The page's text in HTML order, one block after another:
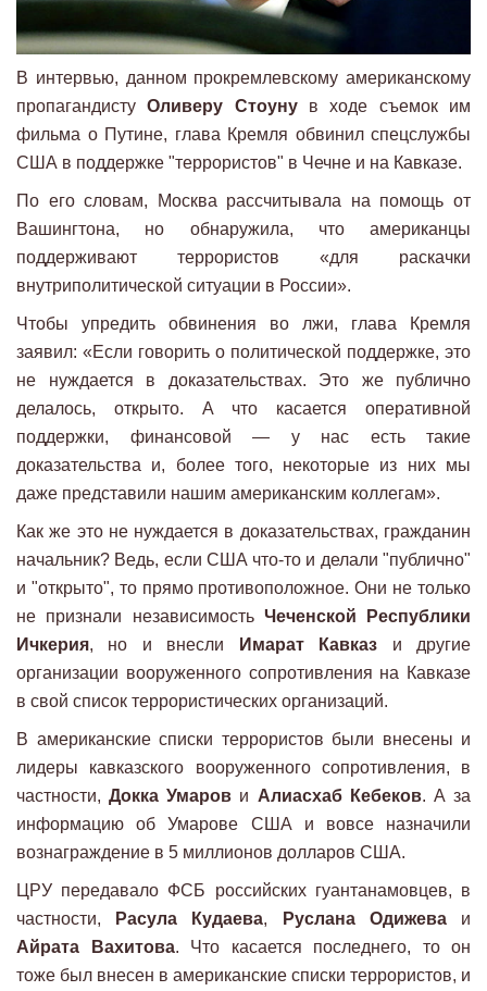
В интервью, данном прокремлевскому американскому
пропагандистуОливеру Стоунув ходе съемок им
фильма о Путине, глава Кремля обвинил спецслужбы
США в поддержке "террористов" в Чечне и на Кавказе.
По его словам, Москва рассчитывала на помощь от
Вашингтона, но обнаружила, что американцы
поддерживают террористов «для раскачки
внутриполитической ситуации в России».
Чтобы упредить обвинения во лжи, глава Кремля
заявил: «Если говорить о политической поддержке, это
не нуждается в доказательствах. Это же публично
делалось, открыто. А что касается оперативной
поддержки, финансовой — у нас есть такие
доказательства и, более того, некоторые из них мы
даже представили нашим американским коллегам».
Как же это не нуждается в доказательствах, гражданин
начальник? Ведь, если США что-то и делали "публично"
и "открыто", то прямо противоположное. Они не только
не признали независимость Чеченской Республики
Ичкерия, но и внесли Имарат Кавказ и другие
организации вооруженного сопротивления на Кавказе
в свой список террористических организаций.
В американские списки террористов были внесены и
лидеры кавказского вооруженного сопротивления, в
частности,Докка Умаров и Алиасхаб Кебеков. А за
информацию об Умарове США и вовсе назначили
вознаграждение в 5 миллионов долларов США.
ЦРУ передавало ФСБ российских гуантанамовцев, в
частности,
Расула Кудаева, Руслана Одижеваи
Айрата Вахитова. Что касается последнего, то он
тоже был внесен в американские списки террористов, и